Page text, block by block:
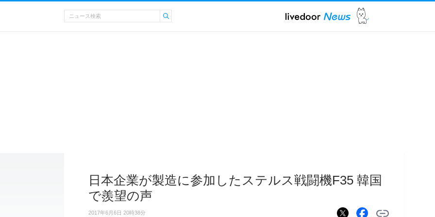
日本企業が製造に参加したステルス戦闘機F35 韓国
で羨望の声
2017年6月6日 20時38分